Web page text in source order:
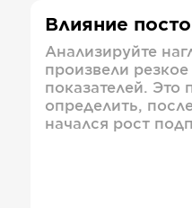
Влияние
Анализируйте
произвели
показателей. Это
определить,
начался рост